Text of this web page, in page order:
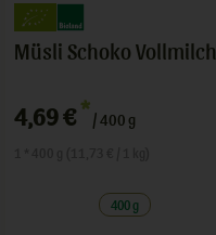
Müsli Schoko Vollmilch
4,69 € */ 400 g
400 g